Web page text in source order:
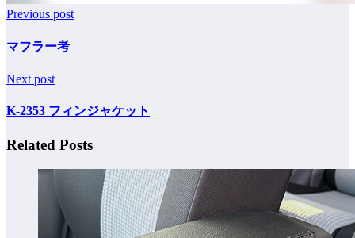
Previous post
マフラー考
Next post
K-2353 フィンジャケット
Related Posts